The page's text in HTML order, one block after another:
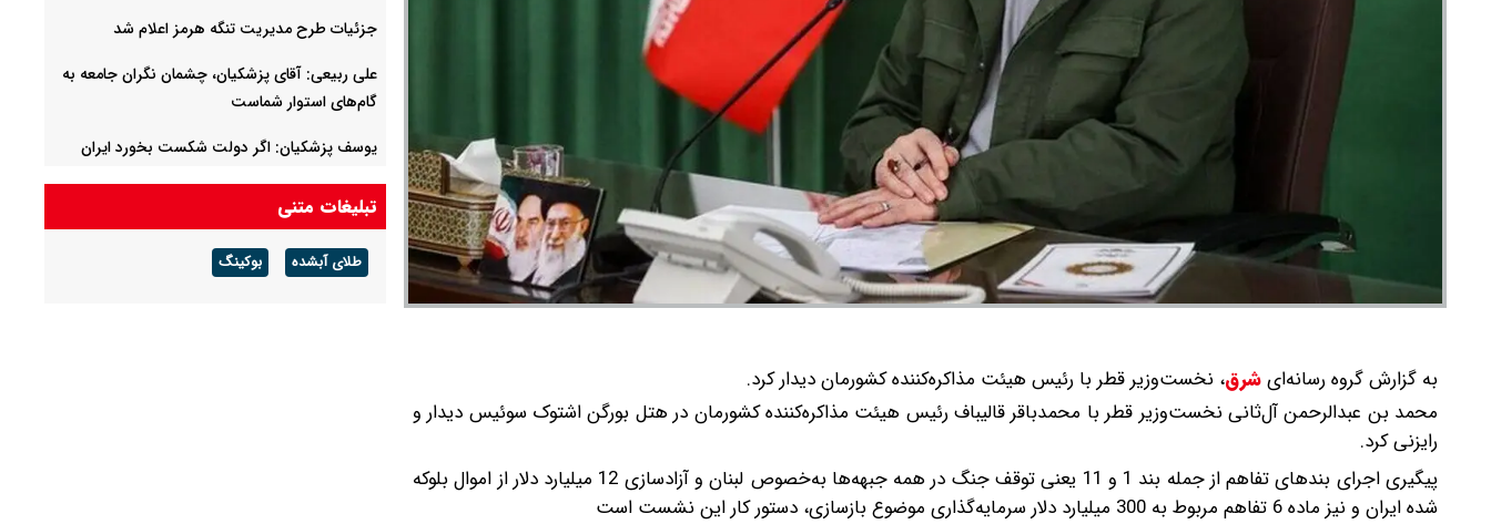
به گزارش گروه رسانه‌ایشرق، نخست‌وزیر قطر با رئیس هیئت مذاکره‌کننده کشورمان دیدار کرد.
محمد بن عبدالرحمن آل‌ثانی نخست‌وزیر قطر با محمدباقر قالیباف رئیس هیئت مذاکره‌کننده کشورمان در هتل بورگن اشتوک سوئیس دیدار و
رایزنی کرد.
پیگیری اجرای بندهای تفاهم از جمله بند 1 و 11 یعنی توقف جنگ در همه جبهه‌ها به‌خصوص لبنان و آزادسازی 12 میلیارد دلار از اموال بلوکه
شده ایران و نیز ماده 6 تفاهم مربوط به 300 میلیارد دلار سرمایه‌گذاری موضوع بازسازی، دستور کار این نشست است
جزئیات طرح مدیریت تنگه هرمز اعلام شد
علی ربیعی: آقای پزشکیان، چشمان نگران جامعه به
گام‌های استوار شماست
یوسف پزشکیان: اگر دولت شکست بخورد ایران
از جنگ هم پیچیده بود و جنگ هم آن را مضاعف‌
کرده است
پزشکیان: مشروطه نقطه عطف بیداری و
تبلیغات متنی
طلای آبشده بوکینگ